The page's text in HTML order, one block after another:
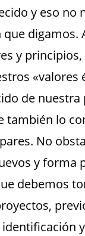
y eso no
digamos.
y
«valores
de nuestra
también lo
No
y forma
debemos